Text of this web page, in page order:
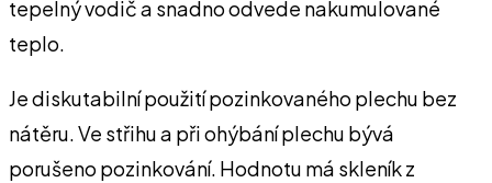
tepelný vodič a snadno odvede nakumulované
teplo.
Je diskutabilní použití pozinkovaného plechu bez
nátěru. Ve střihu a při ohýbání plechu bývá
porušeno pozinkování. Hodnotu má skleník z